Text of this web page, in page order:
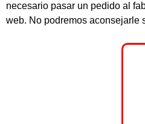
necesario pasar un pedido al
web. No podremos aconsejarle